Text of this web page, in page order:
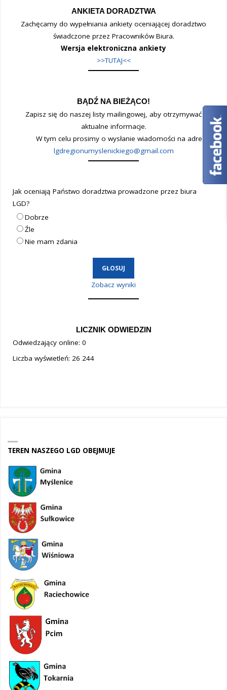
W
ZAKRESIE
OCHRONA
DZIEDZICTWA
LUB
PRZYRODNICZEGO
POLSKIEJ
ANKIETA DORADZTWA
Zachęcamy do wypełniania ankiety oceniającej doradztwo
świadczone przez Pracowników Biura.
Wersja elektroniczna ankiety
>>TUTAJ<<
BĄDŹ NA BIEŻĄCO!
Zapisz się do naszej listy mailingowej, aby otrzymywać
aktualne informacje.
W tym celu prosimy o wysłanie wiadomości na adres:
lgdregionumyslenickiego@gmail.com
Jak oceniają Państwo doradztwa prowadzone przez biura
LGD?
Dobrze
Źle
Nie mam zdania
Zobacz wyniki
LICZNIK ODWIEDZIN
Odwiedzający online: 0
Liczba wyświetleń: 26 244
TEREN NASZEGO LGD OBEJMUJE